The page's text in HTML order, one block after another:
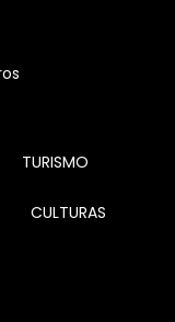
TURISMO
CULTURAS